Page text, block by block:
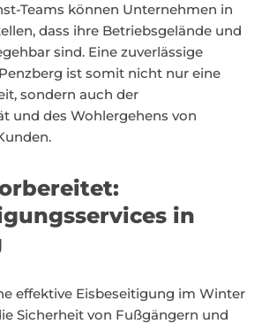
Teams können Unternehmen in
dass ihre Betriebsgelände und
sind. Eine zuverlässige
ist somit nicht nur eine
sondern auch der
und des Wohlergehens von
in
effektive Eisbeseitigung im Winter
Sicherheit von Fußgängern und